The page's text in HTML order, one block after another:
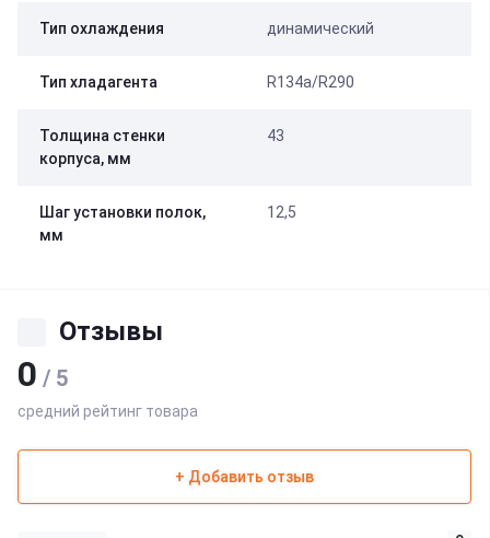
Тип охлаждения динамический
Тип хладагента R134a/R290
Толщина стенки
корпуса, мм
43
Шаг установки полок,
мм
12,5
Отзывы
0 / 5
средний рейтинг товара
+ Добавить отзыв